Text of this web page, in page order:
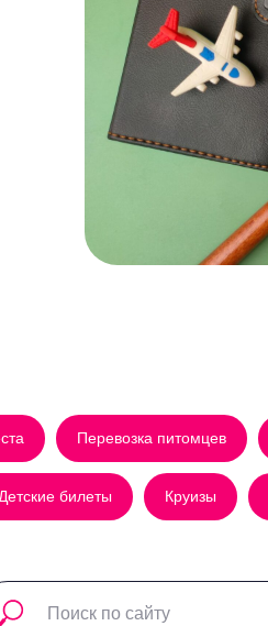
Перевозка питомцев
Детские билеты Круизы